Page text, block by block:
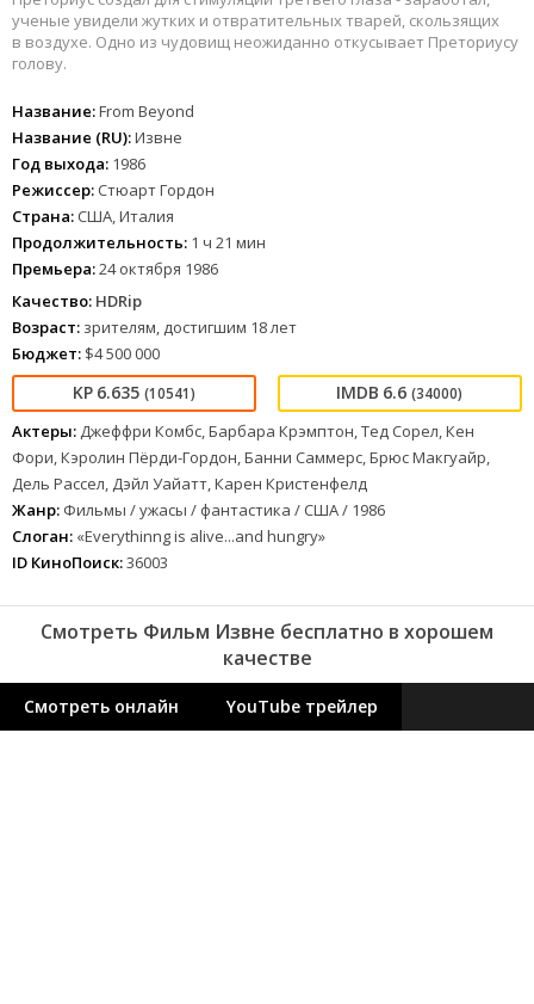
ученые увидели жутких и отвратительных тварей, скользящих
в воздухе. Одно из чудовищ неожиданно откусывает Преториусу
голову.
Название:From Beyond
Название (RU):Извне
Год выхода: 1986
Режиссер: Стюарт Гордон
Страна: США, Италия
Продолжительность: 1 ч 21 мин
Премьера:24 октября 1986
Качество: HDRip
Возраст: зрителям, достигшим 18 лет
Бюджет: $4 500 000
6.635 (10541) 6.6 (34000)
Актеры: Джеффри Комбс, Барбара Крэмптон, Тед Сорел, Кен
Фори, Кэролин Пёрди-Гордон, Банни Саммерс, Брюс Макгуайр,
Дель Рассел, Дэйл Уайатт, Карен Кристенфелд
Жанр: Фильмы / ужасы / фантастика / США / 1986
Слоган: «Everythinng is alive...and hungry»
ID КиноПоиск:36003
Смотреть Фильм Извне бесплатно в хорошем
качестве
Смотреть онлайн YouTube трейлер